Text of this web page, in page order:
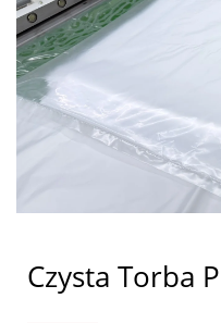
Czysta Torba